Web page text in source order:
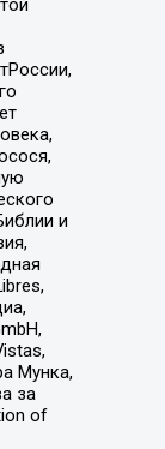
и
Мунка,
за
of